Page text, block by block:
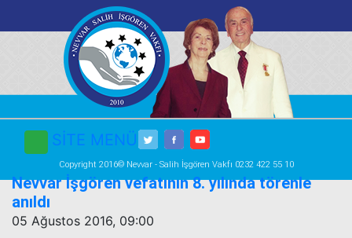
SİTE MENÜ
Nevvar İşgören vefatının 8. yılında törenle
anıldı
05 Ağustos 2016, 09:00
Copyright 2016© Nevvar - Salih İşgören Vakfı 0232 422 55 10